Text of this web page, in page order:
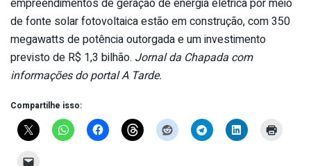
empreendimentos de geração de energia elétrica por meio
de fonte solar fotovoltaica estão em construção, com 350
megawatts de potência outorgada e um investimento
previsto de R$ 1,3 bilhão. Jornal da Chapada com
informações do portal A Tarde.
Compartilhe isso: